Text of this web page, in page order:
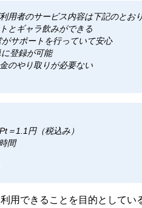
用者のサービス内容は下記のとおり
とギャラ飲みができる
がサポートを行っていて安心
に登録が可能
のやり取りが必要ない
1.1円（税込み）
間
用できることを目的としてい